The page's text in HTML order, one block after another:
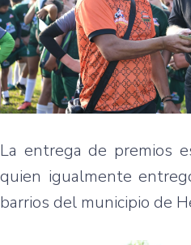
La entrega de premios
quien igualmente
barrios del municipio de